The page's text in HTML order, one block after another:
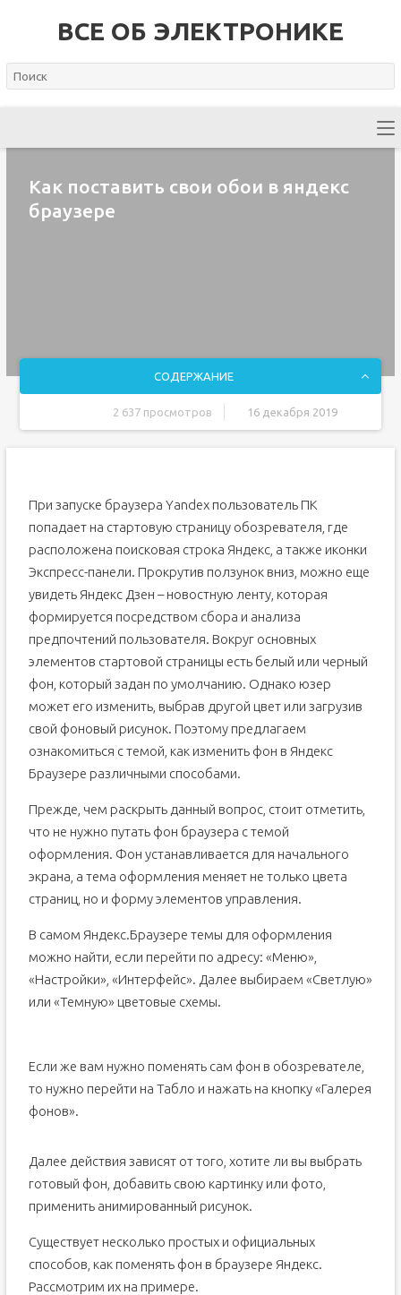
ВСЕ ОБ ЭЛЕКТРОНИКЕ
Как поставить свои обои в яндекс
браузере
СОДЕРЖАНИЕ
2 637 просмотров 16 декабря 2019
При запуске браузера Yandex пользователь ПК
попадает на стартовую страницу обозревателя, где
расположена поисковая строка Яндекс, а также иконки
Экспресс-панели. Прокрутив ползунок вниз, можно еще
увидеть Яндекс Дзен – новостную ленту, которая
формируется посредством сбора и анализа
предпочтений пользователя. Вокруг основных
элементов стартовой страницы есть белый или черный
фон, который задан по умолчанию. Однако юзер
может его изменить, выбрав другой цвет или загрузив
свой фоновый рисунок. Поэтому предлагаем
ознакомиться с темой, как изменить фон в Яндекс
Браузере различными способами.
Прежде, чем раскрыть данный вопрос, стоит отметить,
что не нужно путать фон браузера с темой
оформления. Фон устанавливается для начального
экрана, а тема оформления меняет не только цвета
страниц, но и форму элементов управления.
В самом Яндекс.Браузере темы для оформления
можно найти, если перейти по адресу: «Меню»,
«Настройки», «Интерфейс». Далее выбираем «Светлую»
или «Темную» цветовые схемы.
Если же вам нужно поменять сам фон в обозревателе,
то нужно перейти на Табло и нажать на кнопку «Галерея
фонов».
Далее действия зависят от того, хотите ли вы выбрать
готовый фон, добавить свою картинку или фото,
применить анимированный рисунок.
Существует несколько простых и официальных
способов, как поменять фон в браузере Яндекс.
Рассмотрим их на примере.